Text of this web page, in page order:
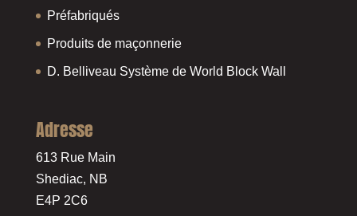
Préfabriqués
Produits de maçonnerie
D. Belliveau Système de World Block Wall
Adresse
613 Rue Main
Shediac, NB
E4P 2C6